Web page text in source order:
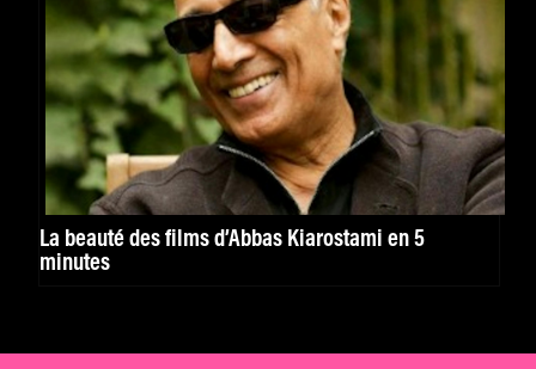
La beauté des films d’Abbas Kiarostami en 5
minutes